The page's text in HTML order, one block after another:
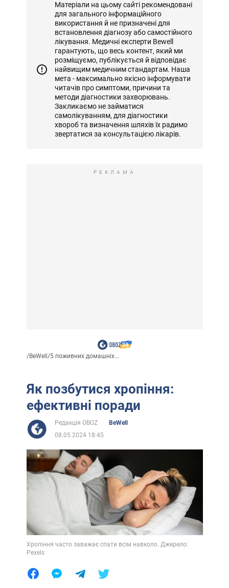
Матеріали на цьому сайті рекомендовані
для загального інформаційного
використання й не призначені для
встановлення діагнозу або самостійного
лікування. Медичні експерти Bewell
гарантують, що весь контент, який ми
розміщуємо, публікується й відповідає
найвищим медичним стандартам. Наша
мета - максимально якісно інформувати
читачів про симптоми, причини та
методи діагностики захворювань.
Закликаємо не займатися
самолікуванням, для діагностики
хвороб та визначення шляхів їх радимо
звертатися за консультацією лікарів.
РЕКЛАМА
/BeWell /5 поживних домашніх...
Як позбутися хропіння:
ефективні поради
Редакція OBOZ
BeWell
08.05.2024 18:45
Хропіння часто заважає спати всім навколо. Джерело:
Pexels